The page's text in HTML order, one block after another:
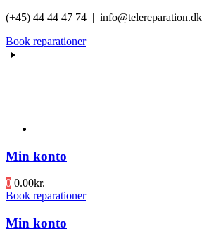
Videre
indhold
(+45) 44 44 47 74 | info@telereparation.dk
Book reparationer
Min konto
0 0.00kr.
Book reparationer
Min konto